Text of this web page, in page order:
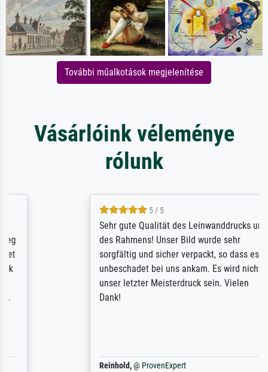
További műalkotások megjelenítése
Vásárlóink véleménye
rólunk
5 / 5
Sehr gute Qualität des Leinwanddrucks und
des Rahmens! Unser Bild wurde sehr
sorgfältig und sicher verpackt, so dass es
unbeschadet bei uns ankam. Es wird nicht
unser letzter Meisterdruck sein. Vielen
ProvenExpert